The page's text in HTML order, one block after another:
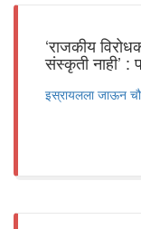
‘राजकीय
संस्कृती नाही’
इस्रायलला जाऊन